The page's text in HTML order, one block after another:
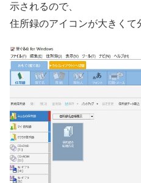
示されるので、
住所録のアイコンが大きくて